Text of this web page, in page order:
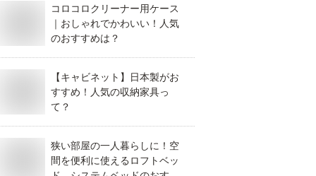
コロコロクリーナー用ケース
｜おしゃれでかわいい！人気
のおすすめは？
【キャビネット】日本製がお
すすめ！人気の収納家具っ
て？
狭い部屋の一人暮らしに！空
間を便利に使えるロフトベッ